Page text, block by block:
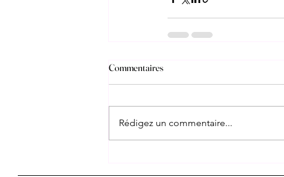
Commentaires
Rédigez un commentaire...